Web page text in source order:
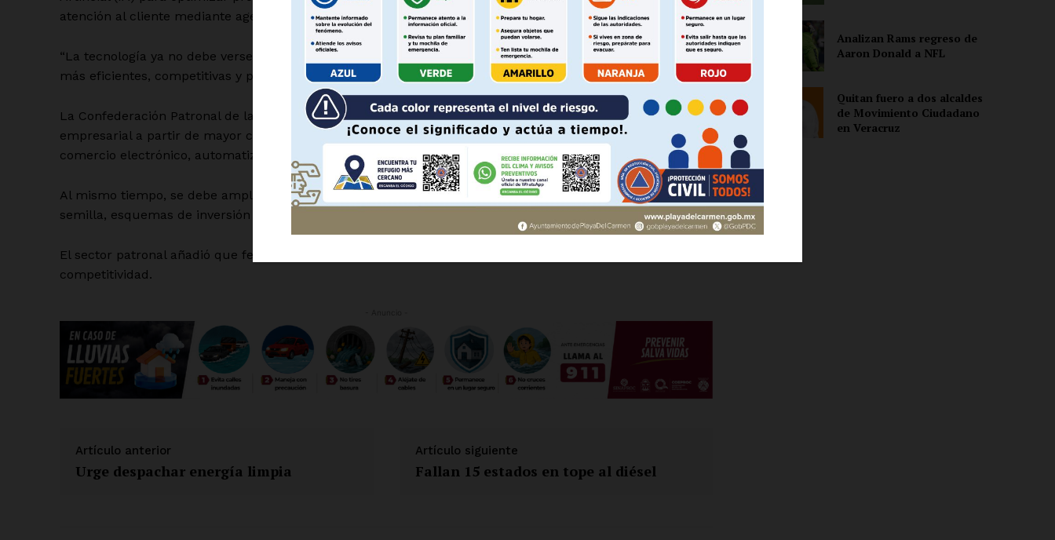
SUSCRÍBETE AHORA
Política de privacidad
Políticas del Sitio
Información Propietaria / Financiación
Mi cuenta
atención al cliente mediante agentes virtuales o chatbots.
“La tecnología ya no debe verse como un gasto, hoy existen soluciones que permiten a las empresas ser
más eficientes, competitivas y prepararse para crecer”, expuso.
La Confederación Patronal de la República Mexicana consideró que se debe acelerar la digitalización
empresarial a partir de mayor capacitación, acompañamiento práctico y la adopción de herramientas de
comercio electrónico, automatización y uso de IA.
Al mismo tiempo, se debe ampliar el acceso al financiamiento mediante mecanismos de garantía, capital
semilla, esquemas de inversión y un ecosistema financiero más incluyente.
El sector patronal añadió que fenómenos como el nearshoring y el T-MEC deben fortalecer la
competitividad.
Artículo anterior
Urge despachar energía limpia
Artículo siguiente
Fallan 15 estados en tope al diésel
Analizan Rams regreso de
Aaron Donald a NFL
Quitan fuero a dos alcaldes
de Movimiento Ciudadano
en Veracruz